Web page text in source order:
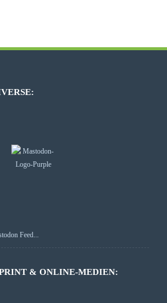
Feed...
& ONLINE-MEDIEN: